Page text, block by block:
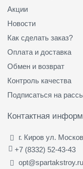
Акции
Новости
Как сделать заказ?
Оплата и доставка
Обмен и возврат
Контроль качества
Подписаться на
Контактная
г. Киров ул.
+7 (8332) 52-43-43
opt@spartakstroy.ru